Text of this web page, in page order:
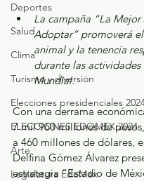
Deportes
Salud
Clima
Turismo y diversión
Elecciones presidenciales
ELECCIONES EDOMEX 2024
Arte
Legislatura EdoMéx
⁠La campaña “La Mejor
Adoptar” promoverá
animal y la tenencia
durante las
Mundial.
Con una derrama
7 mil 960 millones de
a 460 millones de dólares,
Delfina Gómez Álvarez
estrategia “Estadio de